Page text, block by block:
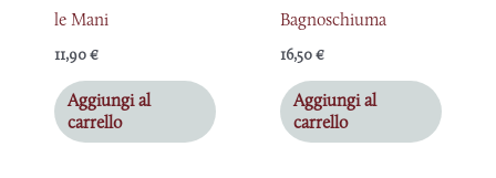
le Mani
11,90€
Aggiungi al
carrello
Bagnoschiuma
16,50€
Aggiungi al
carrello